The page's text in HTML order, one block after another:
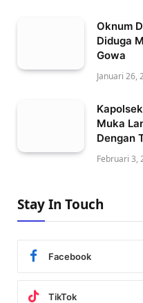
Oknum
Diduga
Gowa
Januari 26,
Muka
Dengan
Februari 3,
Stay In Touch
Facebook
TikTok